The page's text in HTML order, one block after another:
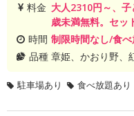
料金 大人2310円～、
歳未満無料。セッ
時間 制限時間なし/食べ
品種 章姫、かおり野、
駐車場あり 食べ放題あり